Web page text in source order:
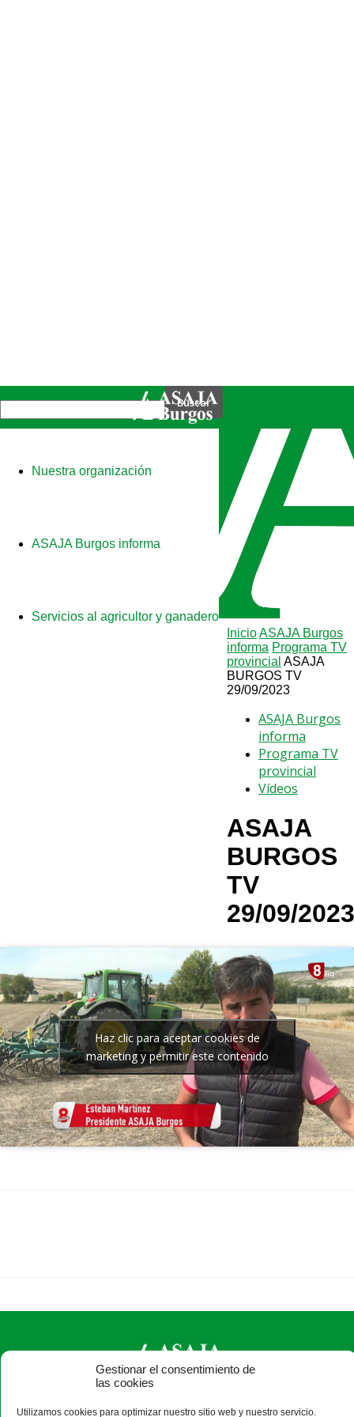
Gestionar el consentimiento de
las cookies
Utilizamos cookies para optimizar nuestro sitio web y nuestro servicio.
Nuestra organización
ASAJA Burgos informa
Servicios al agricultor y ganadero
InicioASAJA Burgos
informa Programa TV
provincial ASAJA
BURGOS TV
29/09/2023
ASAJA Burgos
informa
Programa TV
provincial
Vídeos
ASAJA
BURGOS
TV
29/09/2023
Haz clic para aceptar cookies de
marketing y permitir este contenido
ASAJA Burgos - Jóvenes Agricultores